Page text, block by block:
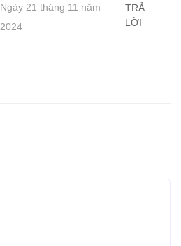
Ngày 21 tháng 11 năm
2024
TRẢ
LỜI